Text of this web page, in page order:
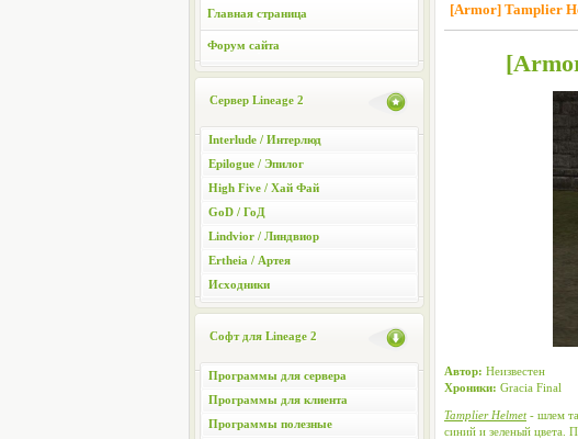
Главная страница
Форум сайта
Сервер Lineage 2
Interlude / Интерлюд
Epilogue / Эпилог
High Five / Хай Фай
GoD / ГоД
Lindvior / Линдвиор
Ertheia / Артея
Исходники
Софт для Lineage 2
Программы для сервера
Программы для клиента
Программы полезные
[Armor] Tamplier
Автор: Неизвестен
Хроники: Gracia Final
Tamplier Helmet- шлем
синий и зеленый цвета.